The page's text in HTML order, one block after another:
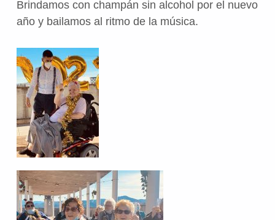
Brindamos con champán sin alcohol por el nuevo
año y bailamos al ritmo de la música.